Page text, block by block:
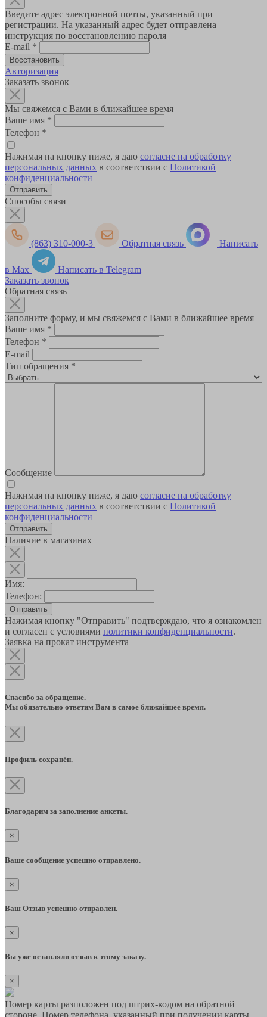
Введите адрес электронной почты, указанный при
регистрации. На указанный адрес будет отправлена
инструкция по восстановлению пароля
E-mail *
Авторизация
Заказать звонок
Мы свяжемся с Вами в ближайшее время
Ваше имя *
Телефон *
Нажимая на кнопку ниже, я даю согласие на обработку
персональных данных в соответствии с Политикой
конфиденциальности
Способы связи
(863) 310-000-3 Обратная связь Написать
в Max
Написать в Telegram
Заказать звонок
Обратная связь
Заполните форму, и мы свяжемся с Вами в ближайшее время
Ваше имя *
Телефон *
E-mail
Тип обращения *
Сообщение
Нажимая на кнопку ниже, я даю согласие на обработку
персональных данных в соответствии с Политикой
конфиденциальности
Наличие в магазинах
Имя:
Телефон:
Отправить
Нажимая кнопку "Отправить" подтверждаю, что я ознакомлен
и согласен с условиями политики конфиденциальности.
Заявка на прокат инструмента
Спасибо за обращение.
Мы обязательно ответим Вам в самое ближайшее время.
Профиль сохранён.
Благодарим за заполнение анкеты.
×
Ваше сообщение успешно отправлено.
×
Ваш Отзыв успешно отправлен.
×
Вы уже оставляли отзыв к этому заказу.
×
Номер карты разположен под штрих-кодом на обратной